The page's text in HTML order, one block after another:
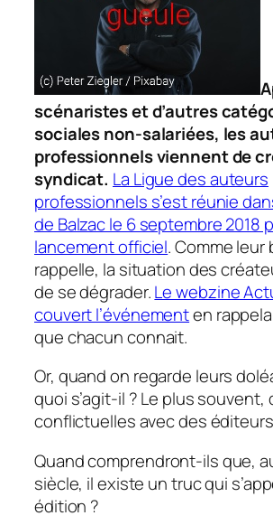
scénaristes et d’autres
sociales non-salariées, les
professionnels viennent de
syndicat. La Ligue des auteurs
professionnels s’est réunie
de Balzac le 6 septembre 2018
lancement officiel. Comme leur
rappelle, la situation des
de se dégrader.Le webzine
couvert l’événementen
que chacun connait.
Or, quand on regarde leurs
quoi s’agit-il ? Le plus souvent,
conflictuelles avec des
Quand comprendront-ils que,
siècle, il existe un truc qui
édition ?